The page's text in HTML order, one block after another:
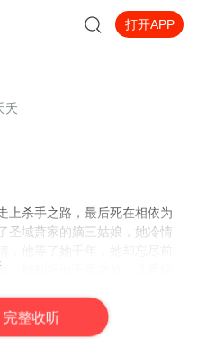
打开APP
夭
上杀手之路，最后死在相依为
圣域萧家的嫡三姑娘，她冷情
，她却拒他千里之外。几番轮
完整收听